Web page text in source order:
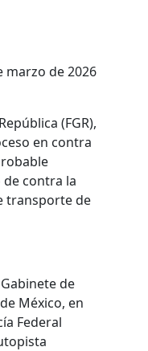
marzo de 2026
(FGR),
en contra
contra la
transporte de
de
México, en
Federal